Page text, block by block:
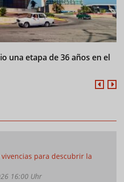
una etapa de 36 años en el
para descubrir la
16:00 Uhr